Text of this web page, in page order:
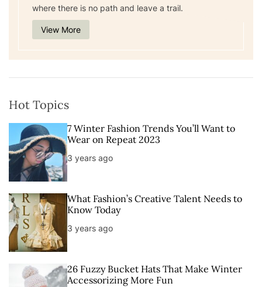
where there is no path and leave a trail.
View More
Hot Topics
7 Winter Fashion Trends You’ll Want to
Wear on Repeat 2023
3 years ago
What Fashion’s Creative Talent Needs to
Know Today
3 years ago
26 Fuzzy Bucket Hats That Make Winter
Accessorizing More Fun